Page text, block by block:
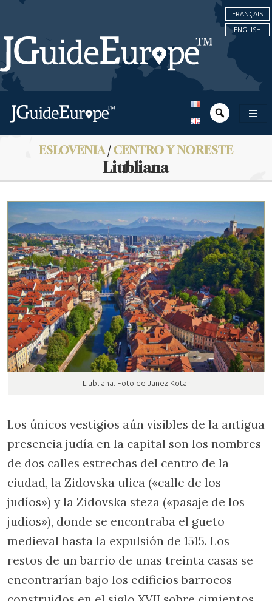
FRANÇAIS
ENGLISH
ESLOVENIA/CENTRO Y NORESTE
Liubliana
Liubliana. Foto de Janez Kotar
Los únicos vestigios aún visibles de la antigua
presencia judía en la capital son los nombres
de dos calles estrechas del centro de la
ciudad, la Zidovska ulica («calle de los
judíos») y la Zidovska steza («pasaje de los
judíos»), donde se encontraba el gueto
medieval hasta la expulsión de 1515. Los
restos de un barrio de unas treinta casas se
encontrarían bajo los edificios barrocos